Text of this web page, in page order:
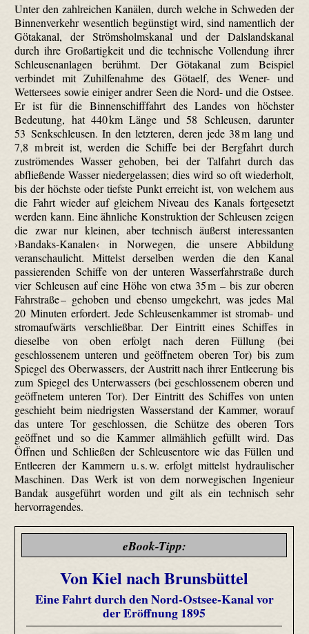
Unter den zahlreichen Kanälen, durch welche in Schweden der
Binnenverkehr wesentlich begünstigt wird, sind namentlich der
Götakanal, der Strömsholmskanal und der Dalslandskanal
durch ihre Großartigkeit und die technische Vollendung ihrer
Schleusenanlagen berühmt. Der Götakanal zum Beispiel
verbindet mit Zuhilfenahme des Götaelf, des Wener- und
Wettersees sowie einiger andrer Seen die Nord- und die Ostsee.
Er ist für die Binnenschifffahrt des Landes von höchster
Bedeutung, hat 440 km Länge und 58 Schleusen, darunter
53 Senkschleusen. In den letzteren, deren jede 38 m lang und
7,8 m breit ist, werden die Schiffe bei der Bergfahrt durch
zuströmendes Wasser gehoben, bei der Talfahrt durch das
abfließende Wasser niedergelassen; dies wird so oft wiederholt,
bis der höchste oder tiefste Punkt erreicht ist, von welchem aus
die Fahrt wieder auf gleichem Niveau des Kanals fortgesetzt
werden kann. Eine ähnliche Konstruktion der Schleusen zeigen
die zwar nur kleinen, aber technisch äußerst interessanten
›Bandaks-Kanalen‹ in Norwegen, die unsere Abbildung
veranschaulicht. Mittelst derselben werden die den Kanal
passierenden Schiffe von der unteren Wasserfahrstraße durch
vier Schleusen auf eine Höhe von etwa 35 m – bis zur oberen
Fahrstraße – gehoben und ebenso umgekehrt, was jedes Mal
20 Minuten erfordert. Jede Schleusenkammer ist stromab- und
stromaufwärts verschließbar. Der Eintritt eines Schiffes in
dieselbe von oben erfolgt nach deren Füllung (bei
geschlossenem unteren und geöffnetem oberen Tor) bis zum
Spiegel des Oberwassers, der Austritt nach ihrer Entleerung bis
zum Spiegel des Unterwassers (bei geschlossenem oberen und
geöffnetem unteren Tor). Der Eintritt des Schiffes von unten
geschieht beim niedrigsten Wasserstand der Kammer, worauf
das untere Tor geschlossen, die Schütze des oberen Tors
geöffnet und so die Kammer allmählich gefüllt wird. Das
Öffnen und Schließen der Schleusentore wie das Füllen und
Entleeren der Kammern u. s. w. erfolgt mittelst hydraulischer
Maschinen. Das Werk ist von dem norwegischen Ingenieur
Bandak ausgeführt worden und gilt als ein technisch sehr
hervorragendes.
eBook-Tipp:
Von Kiel nach Brunsbüttel
Eine Fahrt durch den Nord-Ostsee-Kanal vor
der Eröffnung 1895